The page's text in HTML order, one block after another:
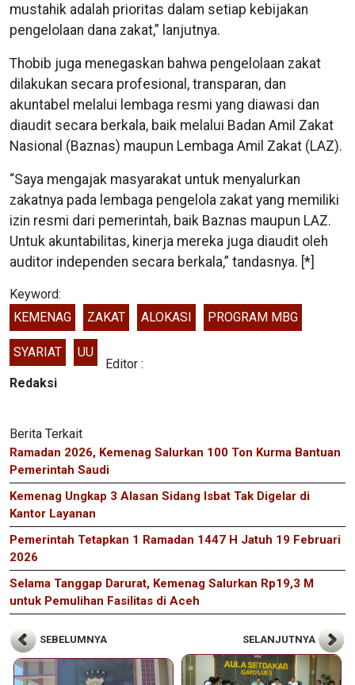
mustahik adalah prioritas dalam setiap kebijakan
pengelolaan dana zakat,” lanjutnya.
Thobib juga menegaskan bahwa pengelolaan zakat
dilakukan secara profesional, transparan, dan
akuntabel melalui lembaga resmi yang diawasi dan
diaudit secara berkala, baik melalui Badan Amil Zakat
Nasional (Baznas) maupun Lembaga Amil Zakat (LAZ).
“Saya mengajak masyarakat untuk menyalurkan
zakatnya pada lembaga pengelola zakat yang memiliki
izin resmi dari pemerintah, baik Baznas maupun LAZ.
Untuk akuntabilitas, kinerja mereka juga diaudit oleh
auditor independen secara berkala,” tandasnya. [*]
Keyword:
KEMENAG
ZAKAT ALOKASI PROGRAM MBG
SYARIAT UU
Editor :
Redaksi
Berita Terkait
Ramadan 2026, Kemenag Salurkan 100 Ton Kurma Bantuan
Pemerintah Saudi
Kemenag Ungkap 3 Alasan Sidang Isbat Tak Digelar di
Kantor Layanan
Pemerintah Tetapkan 1 Ramadan 1447 H Jatuh 19 Februari
2026
Selama Tanggap Darurat, Kemenag Salurkan Rp19,3 M
untuk Pemulihan Fasilitas di Aceh
SEBELUMNYA SELANJUTNYA